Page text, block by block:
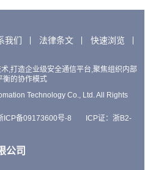
我们 法律条文
快速浏览
,打造企业级安全通信平台,聚焦组织内部
衡的协作模式
Technology Co., Ltd. All Rights
ICP备09173600号-8
ICP证：浙B2-
公司